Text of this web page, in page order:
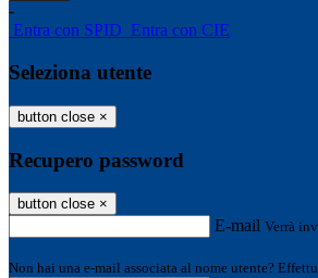
-
Entra con SPID Entra con CIE
Seleziona utente
button close ×
Recupero password
button close ×
E-mail Verrà
Non hai una e-mail associata al nome utente?